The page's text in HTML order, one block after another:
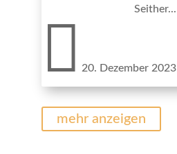
Seither...
 20. Dezember 2023
mehr anzeigen